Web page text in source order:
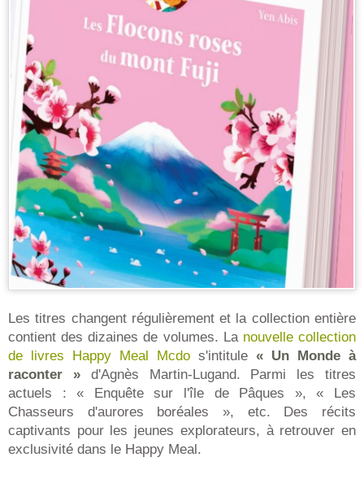
Les titres changent régulièrement et la collection entière
contient des dizaines de volumes. La nouvelle collection
de livres Happy Meal Mcdo s'intitule « Un Monde à
raconter »d'Agnès Martin-Lugand. Parmi les titres
actuels : « Enquête sur l'île de Pâques », « Les
Chasseurs d'aurores boréales », etc. Des récits
captivants pour les jeunes explorateurs, à retrouver en
exclusivité dans le Happy Meal.